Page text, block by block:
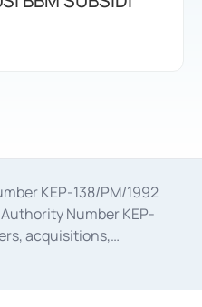
KEP-138/PM/1992
Number KEP-
acquisitions,
as a provider of